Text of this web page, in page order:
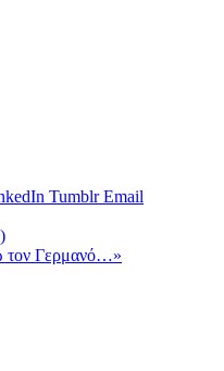
Tumblr Email
τον Γερμανό…»